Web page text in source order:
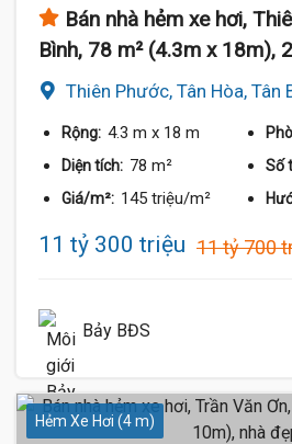
Bán nhà hẻm xe hơi,
Bình, 78 m² (4.3m x 18m),
Thiên Phước, Tân Hòa, Tân
Rộng: 4.3 m x 18 m
Diện tích: 78 m² Số
Giá/m²: 145 triệu/m²
11 tỷ 300 triệu 11 tỷ 700
Bảy BĐS
Hẻm Xe Hơi (4 m)